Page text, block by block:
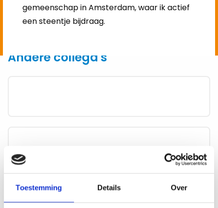
Toestemming Details Over
gemeenschap in Amsterdam, waar ik actief
een steentje bijdraag.
Andere collega's
over
meer